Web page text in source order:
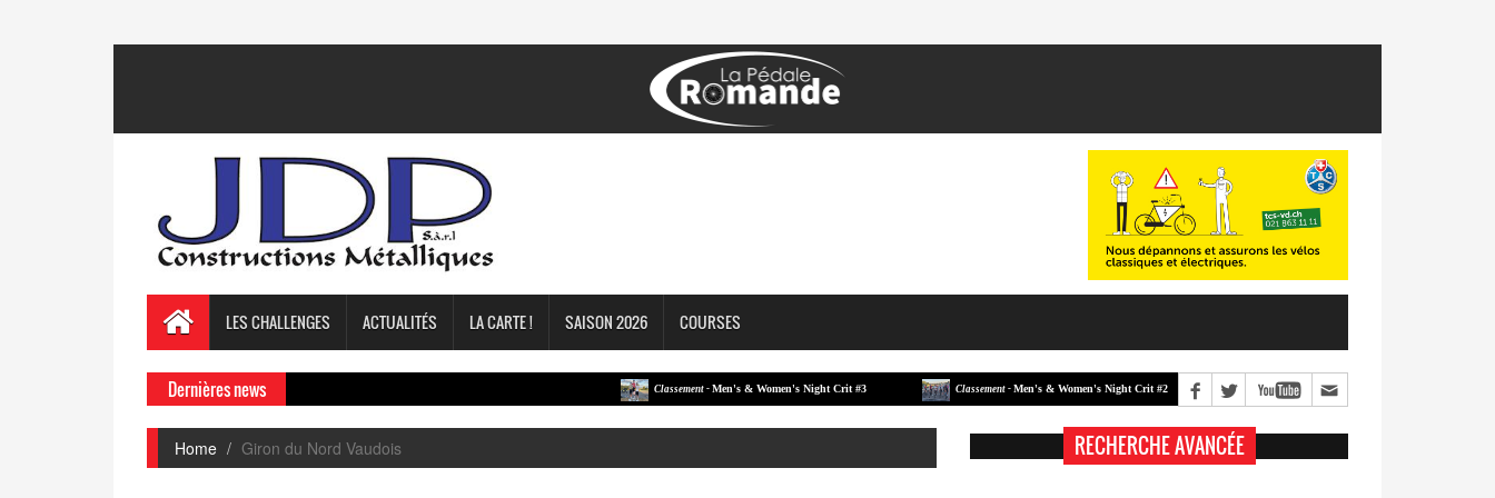
LES CHALLENGES ACTUALITÉS LA CARTE ! SAISON 2026 COURSES
Dernières news Classement -Men's & Women's Night Crit #3 Classement -Men's & Women's Night Crit #2 Classement -Men's & Women's Night Crit #1
Home Giron du Nord Vaudois RECHERCHE AVANCÉE